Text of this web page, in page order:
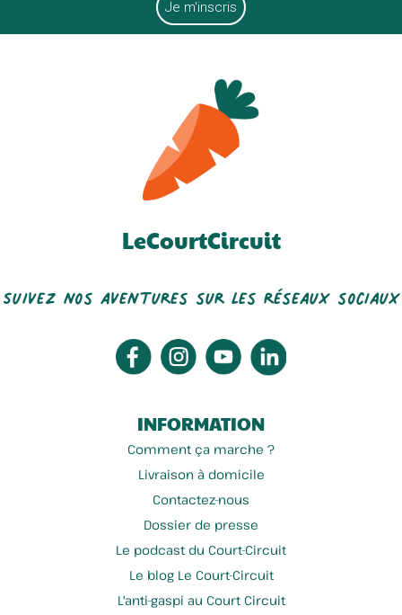
LeCourtCircuit
Suivez nos aventures sur les réseaux sociaux
INFORMATION
Comment ça marche ?
Livraison à domicile
Contactez-nous
Dossier de presse
Le podcast du Court-Circuit
Le blog Le Court-Circuit
L'anti-gaspi au Court Circuit